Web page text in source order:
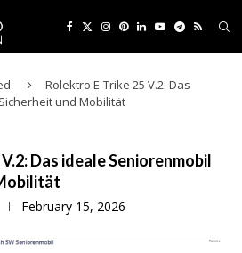
Rolektro E-Trike 25 V.2: Das
und Mobilität
Das ideale Seniorenmobil
February 15, 2026